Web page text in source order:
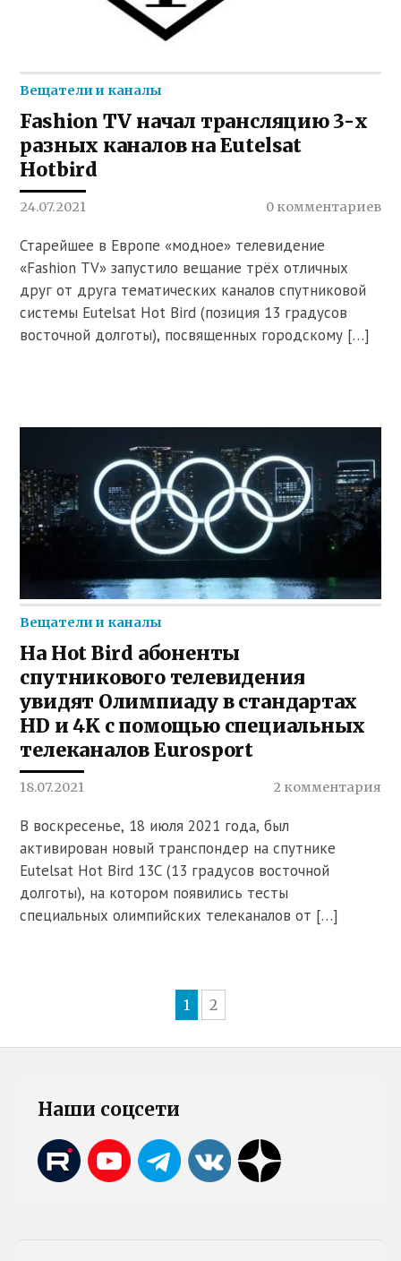
Вещатели и каналы
Fashion TV начал трансляцию 3-х
разных каналов на Eutelsat
Hotbird
24.07.2021 0 комментариев
Старейшее в Европе «модное» телевидение
«Fashion TV» запустило вещание трёх отличных
друг от друга тематических каналов спутниковой
системы Eutelsat Hot Bird (позиция 13 градусов
восточной долготы), посвященных городскому […]
Вещатели и каналы
На Hot Bird абоненты
спутникового телевидения
увидят Олимпиаду в стандартах
HD и 4K с помощью специальных
телеканалов Eurosport
18.07.2021 2 комментария
В воскресенье, 18 июля 2021 года, был
активирован новый транспондер на спутнике
Eutelsat Hot Bird 13C (13 градусов восточной
долготы), на котором появились тесты
специальных олимпийских телеканалов от […]
1 2
Наши соцсети